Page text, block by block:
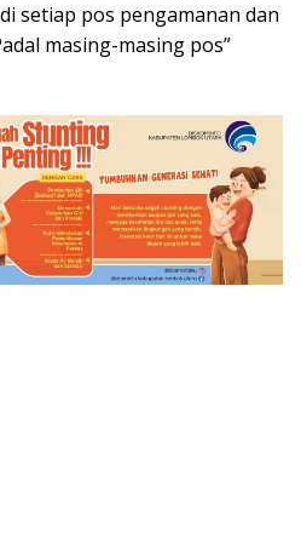
setiap pos pengamanan dan
masing-masing pos”